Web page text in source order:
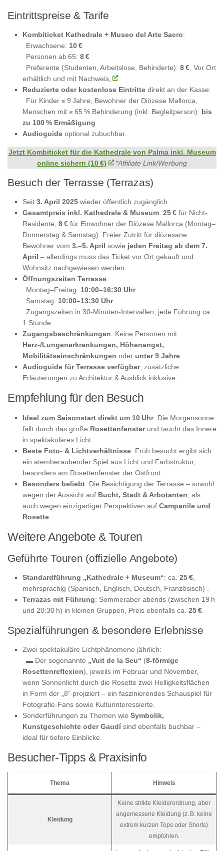
Eintrittspreise & Tarife
Kombiticket Kathedrale + Museo del Arte Sacro:
Erwachsene: 10 €
Personen ab 65: 8 €
Preferente (Studenten, Arbeitslose, Behinderte): 8 € , Vor Ort
erhältlich und mit Nachweis
Reduzierte oder kostenlose Eintritte direkt an der Kasse:
Für Kinder ≤ 9 Jahre, Bewohner der Diözese Mallorca,
Menschen mit ≥ 65 % Behinderung (inkl. Begleitperson): bis
zu 100 % Ermäßigung
Audioguide optional zubuchbar.
Jetzt Kombiticket für die Kathedrale von Palma inkl. Museum
online sichern (10 €)
*Affiliate Link/Werbung
Besuch der Terrasse (Terrazas)
Seit 3. April 2025 wieder öffentlich zugänglich.
Gesamtpreis inkl. Kathedrale & Museum: 25 € für Nicht-
Residente; 8 € für Einwohner der Diözese Mallorca (Montag–
Donnerstag & Samstag). Freier Zutritt für diözesane
Bewohner vom 3.–5. April sowie jeden Freitag ab dem 7.
April – allerdings muss das Ticket vor Ort gekauft und
Wohnsitz nachgewiesen werden.
Öffnungszeiten Terrasse:
Montag–Freitag: 10:00–16:30 Uhr
Samstag: 10:00–13:30 Uhr
Zugangszeiten in 30‑Minuten‑Intervallen, jede Führung ca.
1 Stunde
Zugangsbeschränkungen: Keine Personen mit
Herz‑/Lungenerkrankungen, Höhenangst,
Mobilitätseinschränkungen oder unter 9 Jahre
Audioguide für Terrasse verfügbar, zusätzliche
Erläuterungen zu Architektur & Ausblick inklusive.
Empfehlung für den Besuch
Ideal zum Saisonstart direkt um 10 Uhr: Die Morgensonne
fällt durch das große Rosettenfensterund taucht das Innere
in spektakuläres Licht.
Beste Foto- & Lichtverhältnisse: Früh besucht ergibt sich
ein atemberaubender Spiel aus Licht und Farbstruktur,
besonders am Rosettenfenster der Ostfront.
Besonders beliebt: Die Besichtigung der Terrasse – sowohl
wegen der Aussicht auf Bucht, Stadt & Arbotanten , als
auch wegen einzigartiger Perspektiven auf Campanile und
Rosette
Weitere Angebote & Touren
Geführte Touren (offizielle Angebote)
Standardführung „Kathedrale + Museum“: ca. 25 €
mehrsprachig (Spanisch, Englisch, Deutsch, Französisch) .
Terrazas mit Führung: Sommeraber abends (zwischen 19 h
und 20:30 h) in kleinen Gruppen, Preis ebenfalls ca. 25 €
Spezialführungen & besondere Erlebnisse
Zwei spektakuläre Lichtphänomene jährlich:
▬ Der sogenannte „Vuit de la Seu“ (8‑förmige
Rosettenreflexion), jeweils im Februar und November,
wenn Sonnenlicht durch die Rosette zwei Helligkeitsflächen
in Form der „8“ projiziert – ein faszinierendes Schauspiel für
Fotografie-Fans sowie Kulturinteressierte.
Sonderführungen zu Themen wie Symbolik,
Kunstgeschichte oder Gaudí sind ebenfalls buchbar –
ideal für tiefere Einblicke.
Besucher-Tipps & Praxisinfo
Thema Hinweis
Kleidung
Keine strikte Kleiderordnung, aber
angemessene Kleidung (z. B. keine
extrem kurzen Tops oder Shorts)
empfohlen.